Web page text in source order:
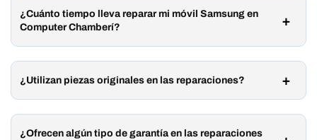
¿Cuánto tiempo lleva reparar mi móvil Samsung en
Computer Chamberí?
¿Utilizan piezas originales en las reparaciones?
¿Ofrecen algún tipo de garantía en las reparaciones